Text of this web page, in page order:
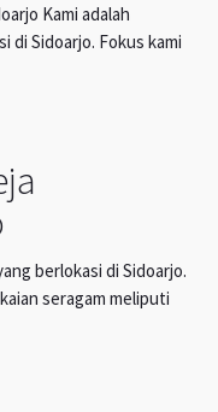
Kami adalah
di Sidoarjo. Fokus kami
berlokasi di Sidoarjo.
seragam meliputi